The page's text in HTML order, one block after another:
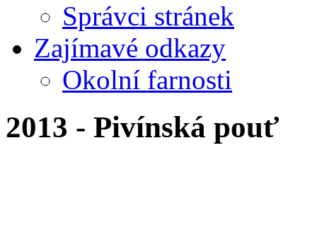
Správci stránek
Zajímavé odkazy
Okolní farnosti
2013 - Pivínská pouť